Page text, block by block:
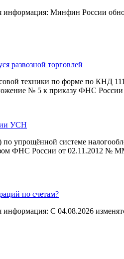
информация: Минфин России
развозной торговлей
техники по форме по КНД
№ 5 к приказу ФНС
УСН
упрощённой системе
ФНС России от 02.11.2012 №
по счетам?
С 04.08.2026